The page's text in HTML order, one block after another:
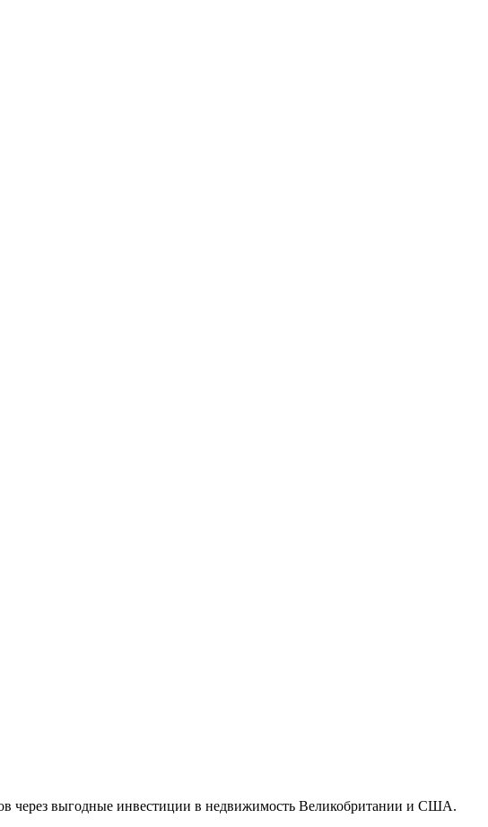
через выгодные инвестиции в недвижимость Великобритании и США.